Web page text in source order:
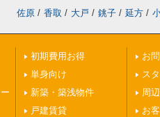
佐原 / 香取 / 大戸 / 銚子 / 延方 /
初期費用お得
単身向け
新築・築浅物件
戸建賃貸
お
ス
周
お